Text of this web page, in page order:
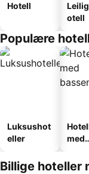
Hotell
otell
Populære
Luksushot
eller
med
Billige hoteller